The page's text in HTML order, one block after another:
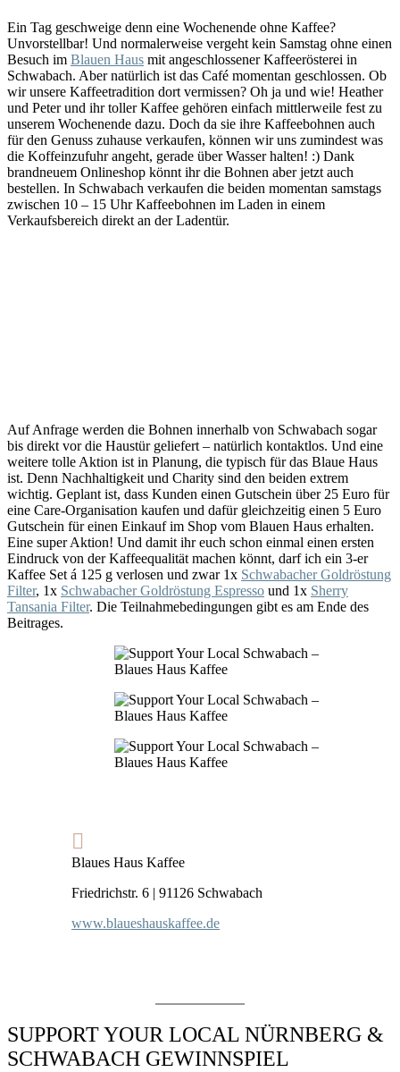
Ein Tag geschweige denn eine Wochenende ohne Kaffee?
Unvorstellbar! Und normalerweise vergeht kein Samstag ohne einen
Besuch im Blauen Haus mit angeschlossener Kaffeerösterei in
Schwabach. Aber natürlich ist das Café momentan geschlossen. Ob
wir unsere Kaffeetradition dort vermissen? Oh ja und wie! Heather
und Peter und ihr toller Kaffee gehören einfach mittlerweile fest zu
unserem Wochenende dazu. Doch da sie ihre Kaffeebohnen auch
für den Genuss zuhause verkaufen, können wir uns zumindest was
die Koffeinzufuhr angeht, gerade über Wasser halten! :) Dank
brandneuem Onlineshop könnt ihr die Bohnen aber jetzt auch
bestellen. In Schwabach verkaufen die beiden momentan samstags
zwischen 10 – 15 Uhr Kaffeebohnen im Laden in einem
Verkaufsbereich direkt an der Ladentür.
Auf Anfrage werden die Bohnen innerhalb von Schwabach sogar
bis direkt vor die Haustür geliefert – natürlich kontaktlos. Und eine
weitere tolle Aktion ist in Planung, die typisch für das Blaue Haus
ist. Denn Nachhaltigkeit und Charity sind den beiden extrem
wichtig. Geplant ist, dass Kunden einen Gutschein über 25 Euro für
eine Care-Organisation kaufen und dafür gleichzeitig einen 5 Euro
Gutschein für einen Einkauf im Shop vom Blauen Haus erhalten.
Eine super Aktion! Und damit ihr euch schon einmal einen ersten
Eindruck von der Kaffeequalität machen könnt, darf ich ein 3-er
Kaffee Set á 125 g verlosen und zwar 1x Schwabacher Goldröstung
Filter, 1x Schwabacher Goldröstung Espresso und 1x Sherry
Tansania Filter. Die Teilnahmebedingungen gibt es am Ende des
Beitrages.
Blaues Haus Kaffee
Friedrichstr. 6 | 91126 Schwabach
www.blaueshauskaffee.de
SUPPORT YOUR LOCAL NÜRNBERG &
SCHWABACH GEWINNSPIEL